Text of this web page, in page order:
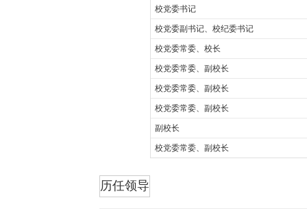
校党委书记
校党委副书记、校纪委书记
校党委常委、校长
校党委常委、副校长
校党委常委、副校长
校党委常委、副校长
副校长
校党委常委、副校长
历任领导